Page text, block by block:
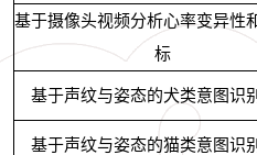
基于摄像头视频分析心率变异性
标
基于声纹与姿态的犬类意图识
基于声纹与姿态的猫类意图识